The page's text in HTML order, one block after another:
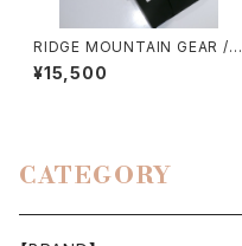
RIDGE MOUNTAIN GEAR / B
ASIC SHORT SLEEVE SHIR
T（MEN）
¥15,500
CATEGORY